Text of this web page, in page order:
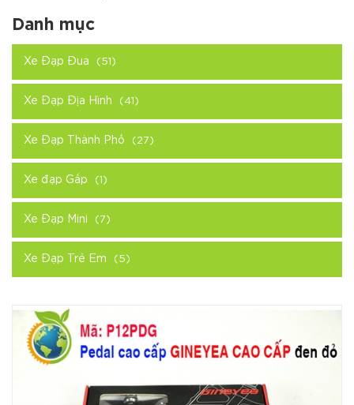
Danh mục
Xe Đạp Đua (51)
Xe Đạp Địa Hình (41)
Xe Đạp Thành Phố (27)
Xe đạp Gấp (1)
Xe Đạp Mini (7)
Xe Đạp Trẻ Em (5)